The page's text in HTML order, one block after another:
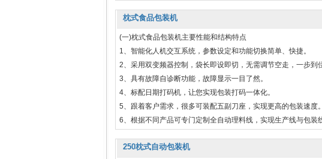
枕式食品包装机
(一)枕式食品包装机主要性能和结构特点
1、智能化人机交互系统，参数设定和功能切换简单、快捷。
2、采用双变频器控制，袋长即设即切，无需调节空走，一步到
3、具有故障自诊断功能，故障显示一目了然。
4、标配日期打码机，让您实现包装打码一体化。
5、跟着客户需求，很多可装配五副刀座，实现更高的包装速度。
6、根据不同产品可专门定制全自动理料线，实现生产线与包装
250枕式自动包装机